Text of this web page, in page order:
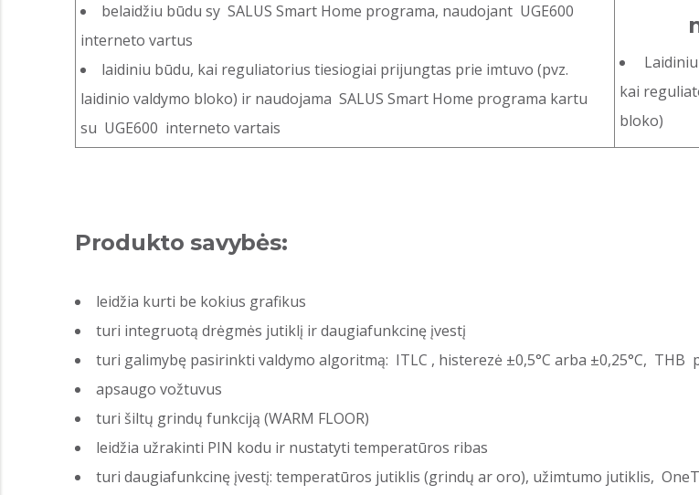
belaidžiu būdu sy SALUS Smart Home programa, naudojant UGE600
interneto vartus
laidiniu būdu, kai reguliatorius tiesiogiai prijungtas prie imtuvo (pvz.
laidinio valdymo bloko) ir naudojama SALUS Smart Home programa kartu
su UGE600 interneto vartais
kai
bloko)
Produkto savybės:
leidžia kurti be kokius grafikus
turi integruotą drėgmės jutiklį ir daugiafunkcinę įvestį
turi galimybę pasirinkti valdymo algoritmą: ITLC , histerezė ±0,5°C arba ±0,25°C, THB
apsaugo vožtuvus
turi šiltų grindų funkciją (WARM FLOOR)
leidžia užrakinti PIN kodu ir nustatyti temperatūros ribas
turi daugiafunkcinę įvestį: temperatūros jutiklis (grindų ar oro), užimtumo jutiklis,